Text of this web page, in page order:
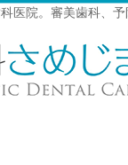
院。審美歯科、予